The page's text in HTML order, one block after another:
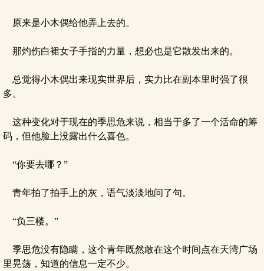
原来是小木偶给他弄上去的。
那灼伤白裙女子手指的力量，想必也是它散发出来的。
总觉得小木偶出来现实世界后，实力比在副本里时强了很
多。
这种变化对于现在的季思危来说，相当于多了一个活命的筹
码，但他脸上没露出什么喜色。
“你要去哪？”
青年拍了拍手上的灰，语气淡淡地问了句。
“负三楼。”
季思危没有隐瞒，这个青年既然敢在这个时间点在天湾广场
里晃荡，知道的信息一定不少。